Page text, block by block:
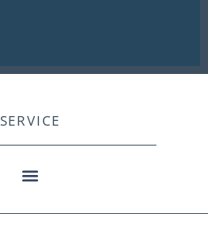
SERVICE